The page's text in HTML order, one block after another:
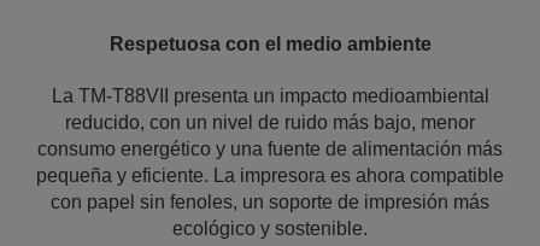
Respetuosa con el medio ambiente
La TM-T88VII presenta un impacto medioambiental
reducido, con un nivel de ruido más bajo, menor
consumo energético y una fuente de alimentación más
pequeña y eficiente. La impresora es ahora compatible
con papel sin fenoles, un soporte de impresión más
ecológico y sostenible.